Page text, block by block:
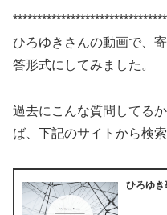
ひろゆきさんの動画で、
答形式にしてみました。
過去にこんな質問してる
ば、下記のサイトから検
ひろゆき